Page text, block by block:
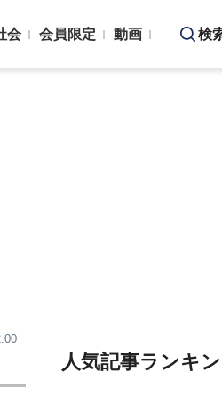
会 会員限定 動画 検
人気記事ランキ